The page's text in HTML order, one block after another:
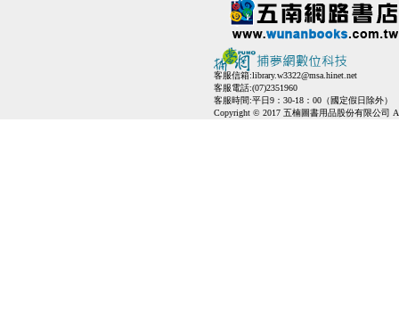
客服信箱:library.w3322@msa.hinet.net
客服電話:(07)2351960
客服時間:平日9：30-18：00（國定假日除外）
Copyright © 2017 五楠圖書用品股份有限公司